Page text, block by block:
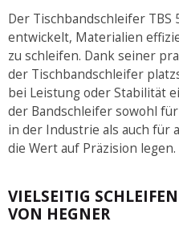
Der Tischbandschleifer
entwickelt, Materialien
zu schleifen. Dank seiner
der Tischbandschleifer
bei Leistung oder Stabilität
der Bandschleifer sowohl
in der Industrie als auch für
die Wert auf Präzision legen.
VIELSEITIG
VON HEGNER